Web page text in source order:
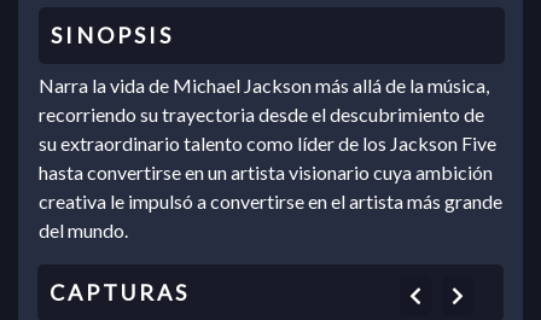
Narra la vida de Michael Jackson más allá de la música,
recorriendo su trayectoria desde el descubrimiento de
su extraordinario talento como líder de los Jackson Five
hasta convertirse en un artista visionario cuya ambición
creativa le impulsó a convertirse en el artista más grande
del mundo.
Previous